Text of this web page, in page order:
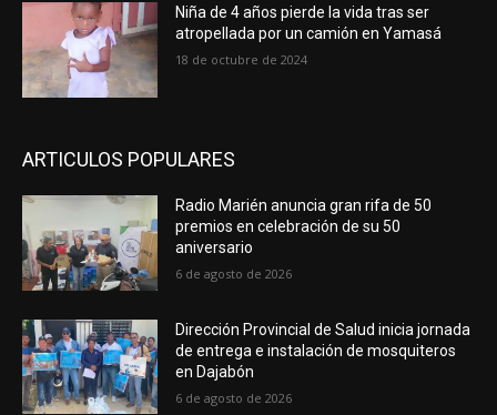
Niña de 4 años pierde la vida tras ser
atropellada por un camión en Yamasá
18 de octubre de 2024
ARTICULOS POPULARES
Radio Marién anuncia gran rifa de 50
premios en celebración de su 50
aniversario
6 de agosto de 2026
Dirección Provincial de Salud inicia jornada
de entrega e instalación de mosquiteros
en Dajabón
6 de agosto de 2026